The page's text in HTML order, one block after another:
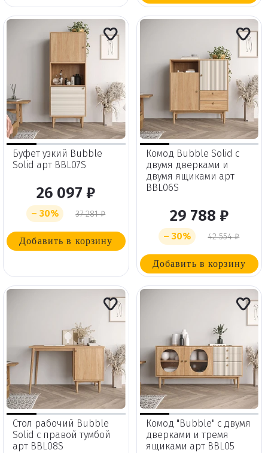
Буфет узкий Bubble
Solid арт BBL07S
26 097 ₽
– 30% 37 281 ₽
Добавить в корзину
Комод Bubble Solid с
двумя дверками и
двумя ящиками арт
BBL06S
29 788 ₽
– 30% 42 554 ₽
Добавить в корзину
Стол рабочий Bubble
Solid с правой тумбой
арт BBL08S
Комод "Bubble" с двумя
дверками и тремя
ящиками арт BBL05